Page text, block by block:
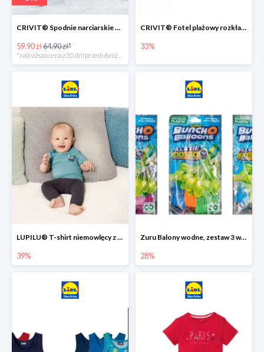
CRIVIT® Spodnie narciarskie dziewczęce
59.90 zł64.90 zł*
*najniższa cena z 30 dni przed obniżką
CRIVIT® Fotel plażowy rozkładany / Brodzik dziecięcy
33%
LUPILU® T-shirt niemowlęcy z biobawełny -39%
39%
Zuru Balony wodne, zestaw 3 wiązek -28%
28%